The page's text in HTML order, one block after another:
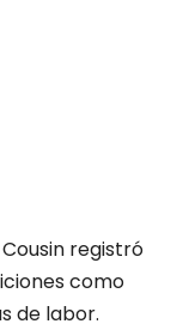
registró
como
de labor.